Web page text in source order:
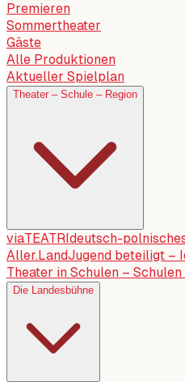
Premieren
Sommertheater
Gäste
Alle Produktionen
Aktueller Spielplan
Theater – Schule – Region
viaTEATRI deutsch-
Aller.LandJugend beteiligt –
Theater in Schulen –
Die Landesbühne